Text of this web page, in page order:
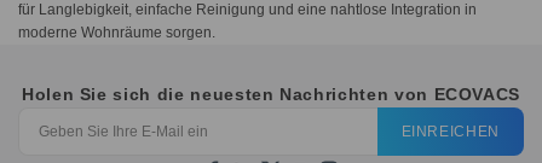
für Langlebigkeit, einfache Reinigung und eine nahtlose Integration in
moderne Wohnräume sorgen.
Holen Sie sich die neuesten Nachrichten von ECOVACS
EINREICHEN